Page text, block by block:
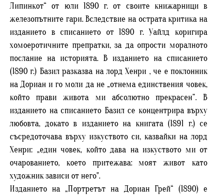
Липинкот“ от юли 1890 г. от своите книжарници в
железопътните гари. Вследствие на острата критика на
изданието в списанието от 1890 г. Уайлд коригира
хомоеротичните препратки, за да опрости моралното
послание на историята. В изданието на списанието
(1890 г.) Базил разказва на лорд Хенри , че е поклонник
на Дориан и го моли да не „отнема единствения човек,
който прави живота ми абсолютно прекрасен”. В
изданието на списанието Базил се концентрира върху
любовта, докато в изданието на книгата (1891 г.) се
съсредоточава върху изкуството си, казвайки на лорд
Хенри: „един човек, който дава на изкуството ми от
очарованието, което притежава: моят живот като
художник зависи от него".
Изданието на „Портретът на Дориан Грей“ (1890) е